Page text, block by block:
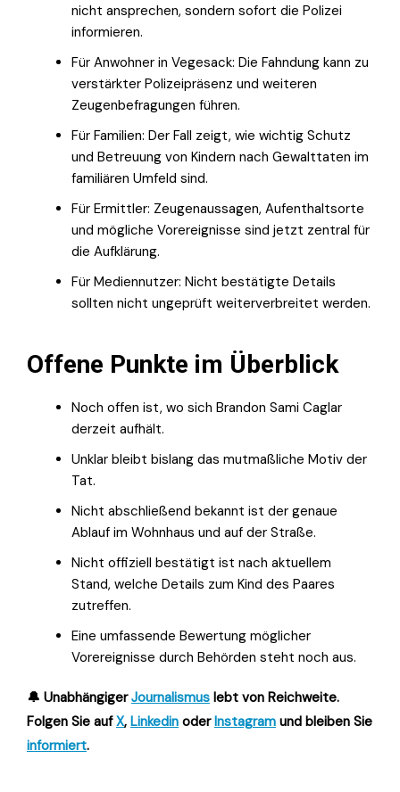
nicht ansprechen, sondern sofort die Polizei
informieren.
Für Anwohner in Vegesack: Die Fahndung kann zu
verstärkter Polizeipräsenz und weiteren
Zeugenbefragungen führen.
Für Familien: Der Fall zeigt, wie wichtig Schutz
und Betreuung von Kindern nach Gewalttaten im
familiären Umfeld sind.
Für Ermittler: Zeugenaussagen, Aufenthaltsorte
und mögliche Vorereignisse sind jetzt zentral für
die Aufklärung.
Für Mediennutzer: Nicht bestätigte Details
sollten nicht ungeprüft weiterverbreitet werden.
Offene Punkte im Überblick
Noch offen ist, wo sich Brandon Sami Caglar
derzeit aufhält.
Unklar bleibt bislang das mutmaßliche Motiv der
Tat.
Nicht abschließend bekannt ist der genaue
Ablauf im Wohnhaus und auf der Straße.
Nicht offiziell bestätigt ist nach aktuellem
Stand, welche Details zum Kind des Paares
zutreffen.
Eine umfassende Bewertung möglicher
Vorereignisse durch Behörden steht noch aus.
🔔 UnabhängigerJournalismus lebt von Reichweite.
Folgen Sie aufX, Linkedin oderInstagram und bleiben Sie
informiert.